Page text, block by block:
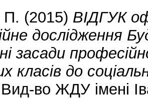
П. (2015) ВІДГУК
дослідження
засади
класів до
во ЖДУ імені